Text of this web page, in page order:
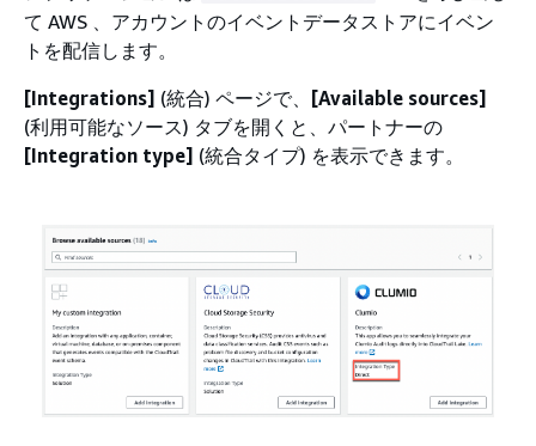
て AWS 、アカウントのイベントデータストアにイベン
トを配信します。
[Integrations] (統合) ページで、
[Available sources]
(利用可能なソース) タブを開くと、パートナーの
[Integration type] (統合タイプ) を表示できます。